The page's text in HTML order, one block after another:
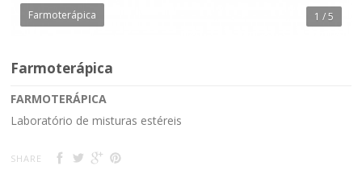
Farmoterápica 1 / 5
Farmoterápica
FARMOTERÁPICA
Laboratório de misturas estéreis
SHARE